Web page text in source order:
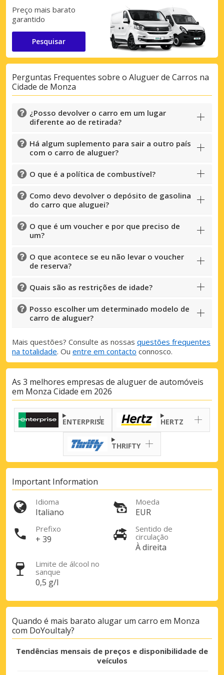
Preço mais barato
garantido
Pesquisar
Perguntas Frequentes sobre o Aluguer de Carros na
Cidade de Monza
¿Posso devolver o carro em um lugar
diferente ao de retirada?
Há algum suplemento para sair a outro país
com o carro de aluguer?
O que é a política de combustível?
Como devo devolver o depósito de gasolina
do carro que aluguei?
O que é um voucher e por que preciso de
um?
O que acontece se eu não levar o voucher
de reserva?
Quais são as restrições de idade?
Posso escolher um determinado modelo de
carro de aluguer?
Mais questões? Consulte as nossas questões frequentes
na totalidade. Ou entre em contacto connosco.
As 3 melhores empresas de aluguer de automóveis
em Monza Cidade em 2026
ENTERPRISE HERTZ
THRIFTY
Important Information
Idioma
Italiano
Moeda
EUR
Prefixo
+ 39
Sentido de
circulação
À direita
Limite de álcool no
sanque
0,5 g/l
Quando é mais barato alugar um carro em Monza
com DoYouItaly?
Tendências mensais de preços e disponibilidade de
veículos
Aceda a ofertas exclusivas dos nossos
fornecedores
Iniciar sessão com eLink